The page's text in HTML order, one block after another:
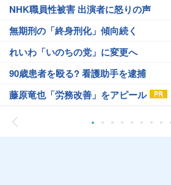
NHK職員性被害 出演者に怒りの声
無期刑の「終身刑化」傾向続く
れいわ「いのちの党」に変更へ
90歳患者を殴る? 看護助手を逮捕
藤原竜也「労務改善」をアピール